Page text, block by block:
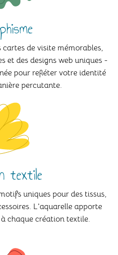
de visite mémorables,
et des designs web uniques -
pour refléter votre identité
percutante.
textile
uniques pour des tissus,
L'aquarelle apporte
chaque création textile.